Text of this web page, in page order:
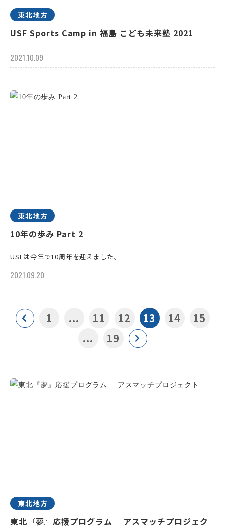
東北地方
USF Sports Camp in 福島 こども未来塾 2021
2021.10.09
東北地方
10年の歩み Part 2
USFは今年で10周年を迎えました。
2021.09.20
1 ... 11 12 13 14
15
...
19
東北地方
東北『夢』応援プログラム アスマッチプロジェク